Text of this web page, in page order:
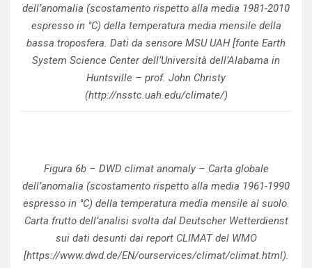
dell’anomalia (scostamento rispetto alla media 1981-2010
espresso in °C) della temperatura media mensile della
bassa troposfera. Dati da sensore MSU UAH [fonte Earth
System Science Center dell’Università dell’Alabama in
Huntsville – prof. John Christy
(http://nsstc.uah.edu/climate/)
Figura 6b – DWD climat anomaly – Carta globale
dell’anomalia (scostamento rispetto alla media 1961-1990
espresso in °C) della temperatura media mensile al suolo.
Carta frutto dell’analisi svolta dal Deutscher Wetterdienst
sui dati desunti dai report CLIMAT del WMO
[https://www.dwd.de/EN/ourservices/climat/climat.html).